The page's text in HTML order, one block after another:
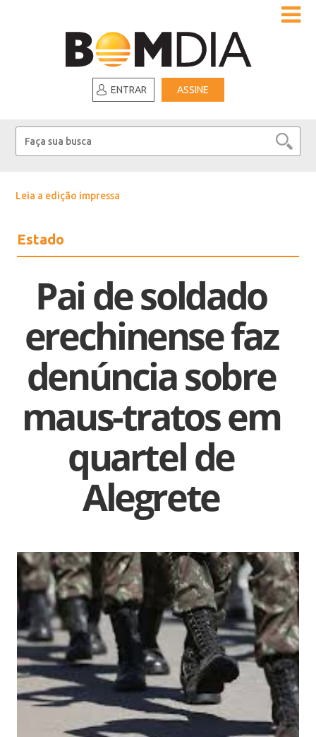
ENTRAR ASSINE
Leia a edição impressa
Estado
Pai de soldado
erechinense faz
denúncia sobre
maus-tratos em
quartel de
Alegrete